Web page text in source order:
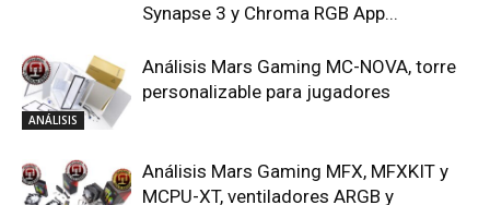
Synapse 3 y Chroma RGB App...
ANÁLISIS
Análisis Mars Gaming MC-NOVA, torre
personalizable para jugadores
Análisis Mars Gaming MFX, MFXKIT y
MCPU-XT, ventiladores ARGB y